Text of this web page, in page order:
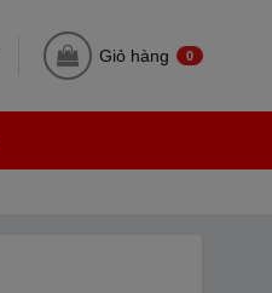
Giỏ hàng 0